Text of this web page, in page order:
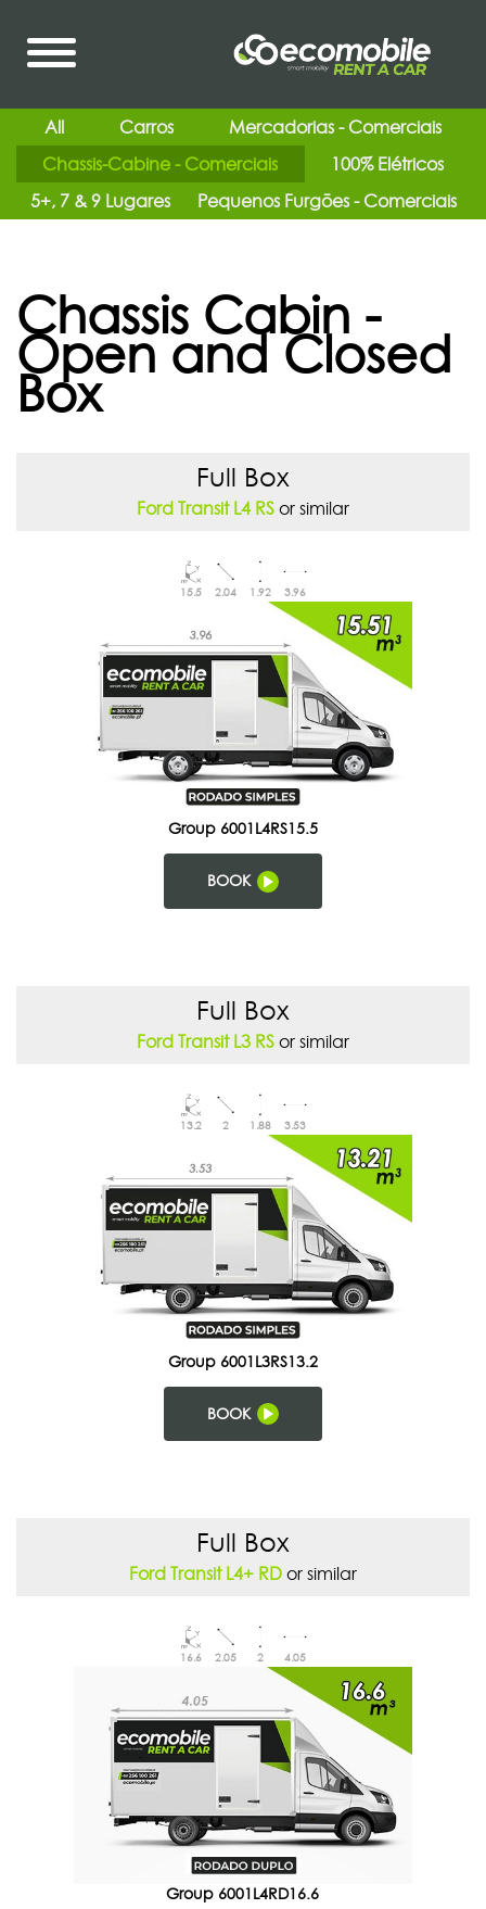
All Carros
Mercadorias - Comerciais
Chassis-Cabine - Comerciais
100% Elétricos
5+, 7 & 9 Lugares
Pequenos Furgões - Comerciais
Chassis Cabin -
Open and Closed
Box
Full Box
Ford Transit L4 RS or similar
15.5 2.04 1.92 3.96
Group 6001L4RS15.5
BOOK
Full Box
Ford Transit L3 RS or similar
13.2 2 1.88 3.53
Group 6001L3RS13.2
BOOK
Full Box
Ford Transit L4+ RD or similar
16.6 2.05 2 4.05
Group 6001L4RD16.6